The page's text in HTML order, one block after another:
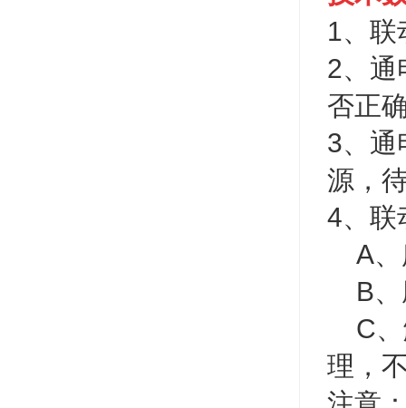
1、联
2、通
否正
3、通
源，
4、联
A、
B、
C、
理，